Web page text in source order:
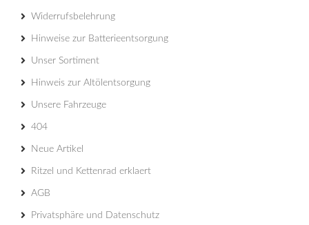
Widerrufsbelehrung
Hinweise zur Batterieentsorgung
Unser Sortiment
Hinweis zur Altölentsorgung
Unsere Fahrzeuge
404
Neue Artikel
Ritzel und Kettenrad erklaert
AGB
Privatsphäre und Datenschutz